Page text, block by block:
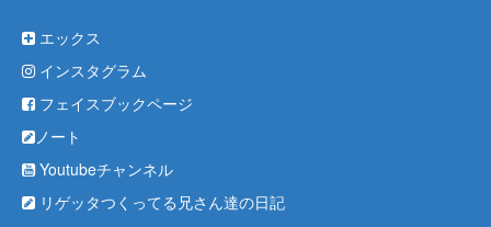
エックス
インスタグラム
フェイスブックページ
ノート
Youtubeチャンネル
リゲッタつくってる兄さん達の日記